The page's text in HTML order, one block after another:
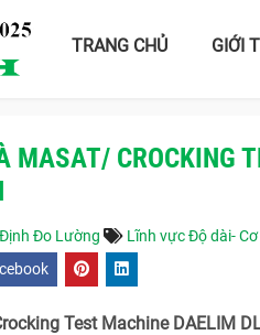
TRANG CHỦ GIỚI
MASAT/ CROCKING
Đo Lường Lĩnh vực Độ dài-
Test Machine DAELIM